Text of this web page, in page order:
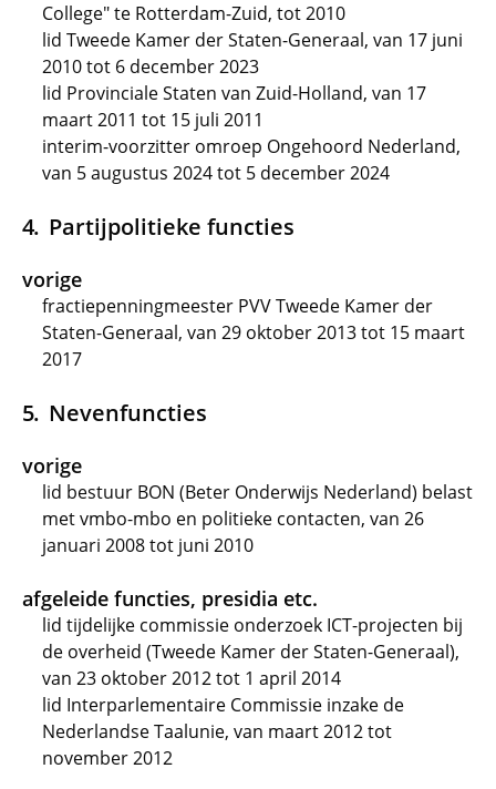
College" te Rotterdam-Zuid, tot 2010
lid Tweede Kamer der Staten-Generaal, van 17 juni
2010 tot 6 december 2023
lid Provinciale Staten van Zuid-Holland, van 17
maart 2011 tot 15 juli 2011
interim-voorzitter omroep Ongehoord Nederland,
van 5 augustus 2024 tot 5 december 2024
Partijpolitieke functies
vorige
fractiepenningmeester PVV Tweede Kamer der
Staten-Generaal, van 29 oktober 2013 tot 15 maart
2017
Nevenfuncties
vorige
lid bestuur BON (Beter Onderwijs Nederland) belast
met vmbo-mbo en politieke contacten, van 26
januari 2008 tot juni 2010
afgeleide functies, presidia etc.
lid tijdelijke commissie onderzoek ICT-projecten bij
de overheid (Tweede Kamer der Staten-Generaal),
van 23 oktober 2012 tot 1 april 2014
lid Interparlementaire Commissie inzake de
Nederlandse Taalunie, van maart 2012 tot
november 2012